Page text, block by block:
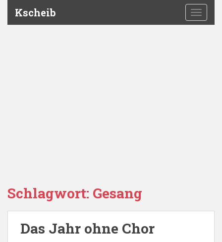
Kscheib
Schlagwort: Gesang
Das Jahr ohne Chor